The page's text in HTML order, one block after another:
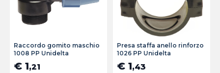
Raccordo gomito maschio
1008 PP Unidelta
€ 1,21
Presa staffa anello rinforzo
1026 PP Unidelta
€ 1,43